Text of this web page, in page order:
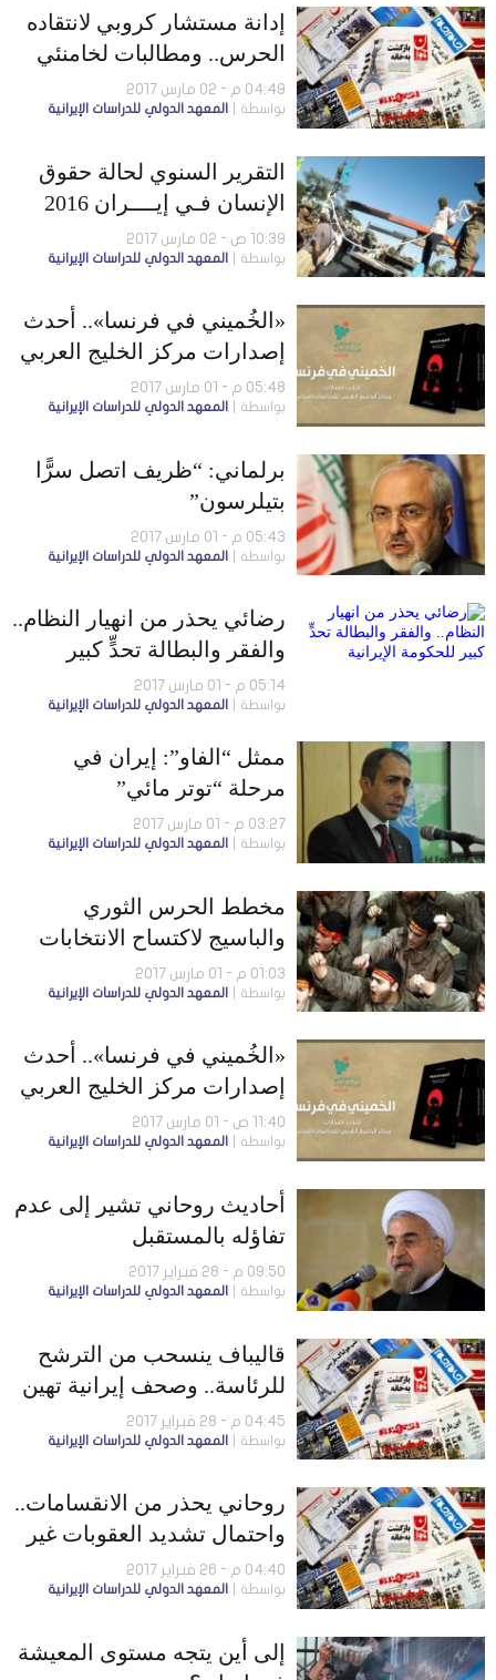
إدانة مستشار كروبي لانتقاده
الحرس.. ومطالبات لخامنئي
بالتدخل في أزمات طهران
04:49 م - 02 مارس 2017
بواسطة المعهد الدولي للدراسات الإيرانية
التقرير السنوي لحالة حقوق
الإنسان فـي إيــــران 2016
10:39 ص - 02 مارس 2017
بواسطة المعهد الدولي للدراسات الإيرانية
«الخُميني في فرنسا».. أحدث
إصدارات مركز الخليج العربي
للدراسات الإيرانية
05:48 م - 01 مارس 2017
بواسطة المعهد الدولي للدراسات الإيرانية
برلماني: “ظريف اتصل سرًّا
بتيلرسون”
05:43 م - 01 مارس 2017
بواسطة المعهد الدولي للدراسات الإيرانية
رضائي يحذر من انهيار النظام..
والفقر والبطالة تحدٍّ كبير
للحكومة الإيرانية
05:14 م - 01 مارس 2017
بواسطة المعهد الدولي للدراسات الإيرانية
ممثل “الفاو”: إيران في
مرحلة “توتر مائي”
03:27 م - 01 مارس 2017
بواسطة المعهد الدولي للدراسات الإيرانية
مخطط الحرس الثوري
والباسيج لاكتساح الانتخابات
الرئاسية
01:03 م - 01 مارس 2017
بواسطة المعهد الدولي للدراسات الإيرانية
«الخُميني في فرنسا».. أحدث
إصدارات مركز الخليج العربي
للدراسات الإيرانية
11:40 ص - 01 مارس 2017
بواسطة المعهد الدولي للدراسات الإيرانية
أحاديث روحاني تشير إلى عدم
تفاؤله بالمستقبل
09:50 م - 28 فبراير 2017
بواسطة المعهد الدولي للدراسات الإيرانية
قاليباف ينسحب من الترشح
للرئاسة.. وصحف إيرانية تهين
أهل السنة
04:45 م - 28 فبراير 2017
بواسطة المعهد الدولي للدراسات الإيرانية
روحاني يحذر من الانقسامات..
واحتمال تشديد العقوبات غير
النووية ضد إيران
04:40 م - 26 فبراير 2017
بواسطة المعهد الدولي للدراسات الإيرانية
إلى أين يتجه مستوى المعيشة